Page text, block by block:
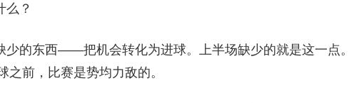
么？
少的东西——把机会转化为进球。上半场缺少的就是这一点。
之前，比赛是势均力敌的。